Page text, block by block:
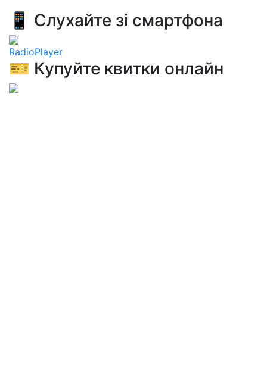
📱 Слухайте зі смартфона
RadioPlayer
🎫 Купуйте квитки онлайн